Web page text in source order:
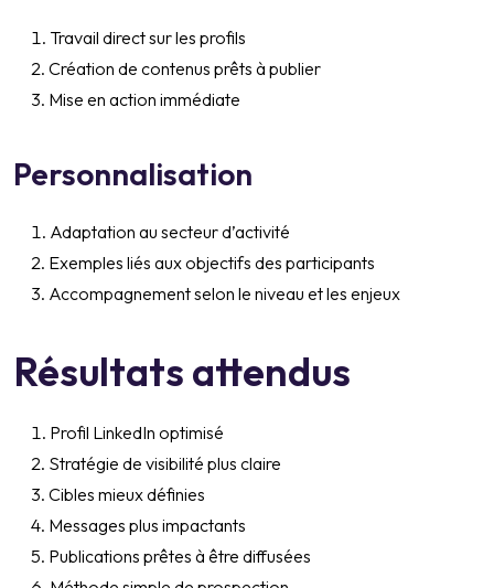
Travail direct sur les profils
Création de contenus prêts à publier
Mise en action immédiate
Personnalisation
Adaptation au secteur d’activité
Exemples liés aux objectifs des participants
Accompagnement selon le niveau et les enjeux
Résultats attendus
Profil LinkedIn optimisé
Stratégie de visibilité plus claire
Cibles mieux définies
Messages plus impactants
Publications prêtes à être diffusées